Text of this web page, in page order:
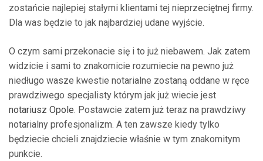
zostańcie najlepiej stałymi klientami tej nieprzeciętnej firmy.
Dla was będzie to jak najbardziej udane wyjście.
O czym sami przekonacie się i to już niebawem. Jak zatem
widzicie i sami to znakomicie rozumiecie na pewno już
niedługo wasze kwestie notarialne zostaną oddane w ręce
prawdziwego specjalisty którym jak już wiecie jest
notariusz Opole. Postawcie zatem już teraz na prawdziwy
notarialny profesjonalizm. A ten zawsze kiedy tylko
będziecie chcieli znajdziecie właśnie w tym znakomitym
punkcie.